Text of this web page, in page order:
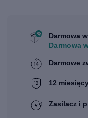
Darmowa
Darmowa
Darmowe
12
Zasilacz i